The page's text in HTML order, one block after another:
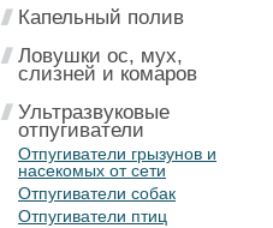
Капельный полив
Ловушки ос, мух,
слизней и комаров
Ультразвуковые
отпугиватели
Отпугиватели грызунов и
насекомых от сети
Отпугиватели собак
Отпугиватели птиц